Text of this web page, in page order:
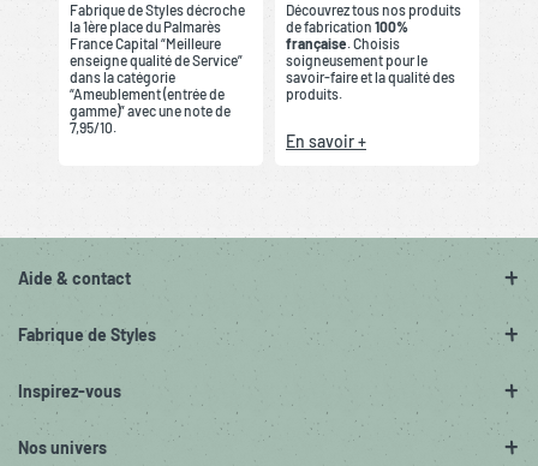
Fabrique de Styles décroche
la 1ère place du Palmarès
France Capital “Meilleure
enseigne qualité de Service”
dans la catégorie
“Ameublement (entrée de
gamme)” avec une note de
7,95/10.
Découvrez tous nos produits
de fabrication 100%
française. Choisis
soigneusement pour le
savoir-faire et la qualité des
produits.
En savoir +
Aide & contact
Fabrique de Styles
Inspirez-vous
Nos univers